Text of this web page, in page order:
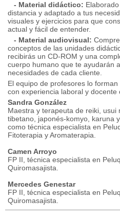
- Material didáctico:
distancia y adaptado a tus
visuales y ejercicios para que
actual y fácil de entender.
- Material audiovisual:
conceptos de las unidades
recibirás un CD-ROM y una
cuerpo humano que te ayudarán
necesidades de cada cliente.
El equipo de profesores lo
con experiencia laboral y
Sandra González
Maestra y terapeuta de reiki, usui
tibetano, japonés-komyo, karuna
como técnica especialista en
Fitoterapia y Aromaterapia.
Camen Arroyo
FP II, técnica especialista en
Quiromasajista.
Mercedes Genestar
FP II, técnica especialista en
Quiromasajista.